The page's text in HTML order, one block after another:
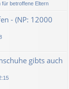
für betroffene Eltern
- (NP: 12000
gibts auch